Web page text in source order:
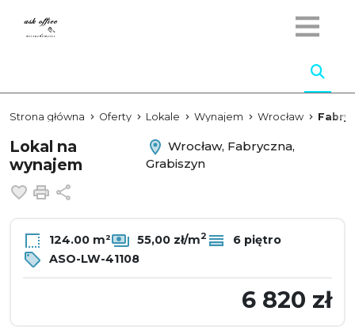
Strona główna Oferty Lokale Wynajem Wrocław
Lokal na
wynajem
Wrocław, Fabryczna,
Grabiszyn
Dodaj do ulubionych
Drukuj
124.00 m² 55,00 zł/m2
6 piętro
ASO-LW-41108
6 820 zł